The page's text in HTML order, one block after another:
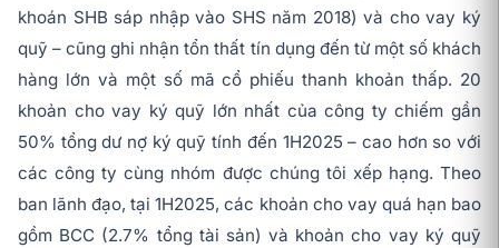
khoán SHB sáp nhập vào SHS năm 2018) và cho vay ký
quỹ – cũng ghi nhận tổn thất tín dụng đến từ một số khách
hàng lớn và một số mã cổ phiếu thanh khoản thấp. 20
khoản cho vay ký quỹ lớn nhất của công ty chiếm gần
50% tổng dư nợ ký quỹ tính đến 1H2025 – cao hơn so với
các công ty cùng nhóm được chúng tôi xếp hạng. Theo
ban lãnh đạo, tại 1H2025, các khoản cho vay quá hạn bao
gồm BCC (2.7% tổng tài sản) và khoản cho vay ký quỹ